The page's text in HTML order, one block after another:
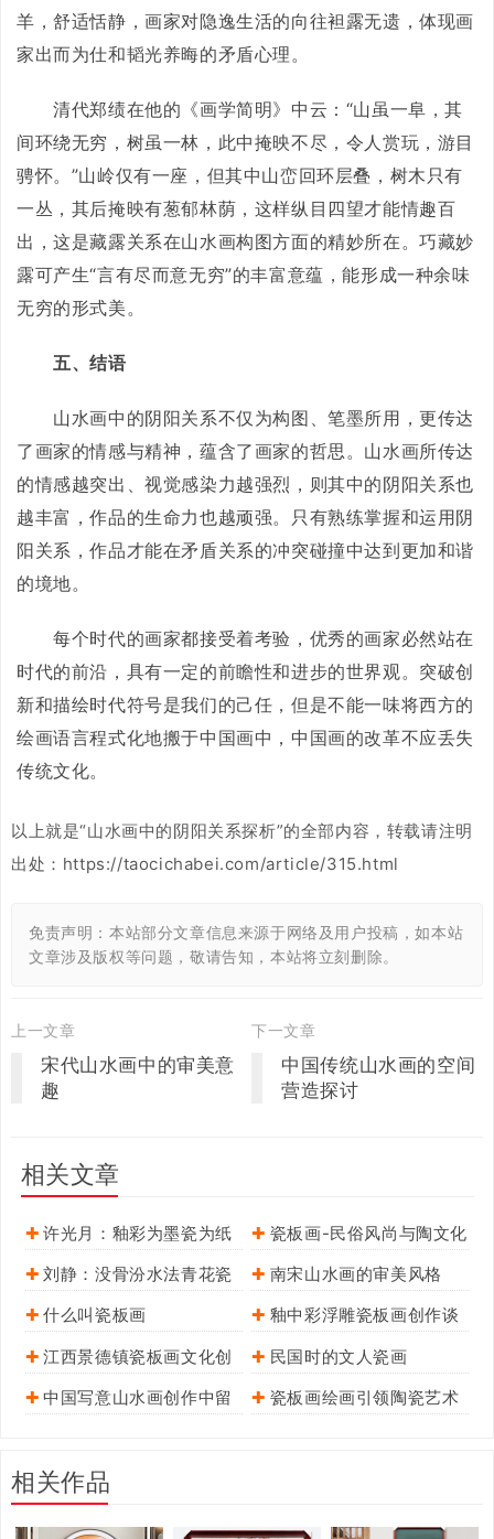
羊，舒适恬静，画家对隐逸生活的向往袒露无遗，体现画
家出而为仕和韬光养晦的矛盾心理。
清代郑绩在他的《画学简明》中云：“山虽一阜，其
间环绕无穷，树虽一林，此中掩映不尽，令人赏玩，游目
骋怀。”山岭仅有一座，但其中山峦回环层叠，树木只有
一丛，其后掩映有葱郁林荫，这样纵目四望才能情趣百
出，这是藏露关系在山水画构图方面的精妙所在。巧藏妙
露可产生“言有尽而意无穷”的丰富意蕴，能形成一种余味
无穷的形式美。
五、结语
山水画中的阴阳关系不仅为构图、笔墨所用，更传达
了画家的情感与精神，蕴含了画家的哲思。山水画所传达
的情感越突出、视觉感染力越强烈，则其中的阴阳关系也
越丰富，作品的生命力也越顽强。只有熟练掌握和运用阴
阳关系，作品才能在矛盾关系的冲突碰撞中达到更加和谐
的境地。
每个时代的画家都接受着考验，优秀的画家必然站在
时代的前沿，具有一定的前瞻性和进步的世界观。突破创
新和描绘时代符号是我们的己任，但是不能一味将西方的
绘画语言程式化地搬于中国画中，中国画的改革不应丢失
传统文化。
以上就是“山水画中的阴阳关系探析”的全部内容，转载请注明
出处：https://taocichabei.com/article/315.html
免责声明：本站部分文章信息来源于网络及用户投稿，如本站
文章涉及版权等问题，敬请告知，本站将立刻删除。
上一文章
宋代山水画中的审美意
趣
下一文章
中国传统山水画的空间
营造探讨
相关文章
许光月：釉彩为墨瓷为纸
以画入瓷淬匠心
瓷板画-民俗风尚与陶文化
之谐和
刘静：没骨汾水法青花瓷
画及我的创作
南宋山水画的审美风格
什么叫瓷板画
釉中彩浮雕瓷板画创作谈
江西景德镇瓷板画文化创
意产业发展研究
民国时的文人瓷画
中国写意山水画创作中留
瓷板画绘画引领陶瓷艺术
相关作品